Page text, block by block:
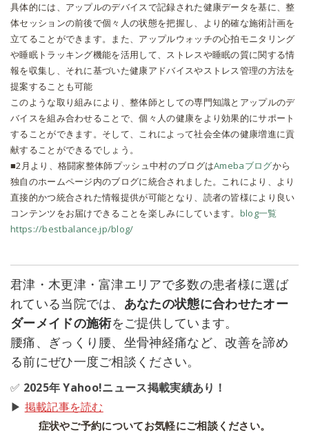
具体的には、アップルのデバイスで記録された健康データを基に、整
体セッションの前後で個々人の状態を把握し、より的確な施術計画を
立てることができます。また、アップルウォッチの心拍モニタリング
や睡眠トラッキング機能を活用して、ストレスや睡眠の質に関する情
報を収集し、それに基づいた健康アドバイスやストレス管理の方法を
提案することも可能
このような取り組みにより、整体師としての専門知識とアップルのデ
バイスを組み合わせることで、個々人の健康をより効果的にサポート
することができます。そして、これによって社会全体の健康増進に貢
献することができるでしょう。
■2月より、格闘家整体師プッシュ中村のブログはAmebaブログから
独自のホームページ内のブログに統合されました。これにより、より
直接的かつ統合された情報提供が可能となり、読者の皆様により良い
コンテンツをお届けできることを楽しみにしています。 blog一覧
https://bestbalance.jp/blog/
君津・木更津・富津エリアで多数の患者様に選ば
れている当院では、 あなたの状態に合わせたオー
ダーメイドの施術をご提供しています。
腰痛、ぎっくり腰、坐骨神経痛など、改善を諦め
る前にぜひ一度ご相談ください。
✅ 2025年 Yahoo!ニュース掲載実績あり！
▶ 掲載記事を読む
症状やご予約についてお気軽にご相談ください。